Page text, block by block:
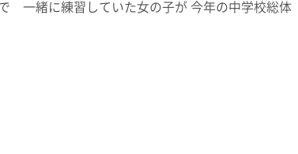
一緒に練習していた女の子が 今年の中学校総